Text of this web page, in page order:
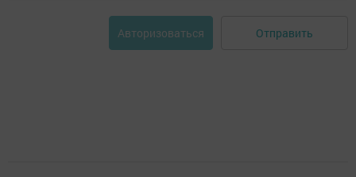
Авторизоваться Отправить